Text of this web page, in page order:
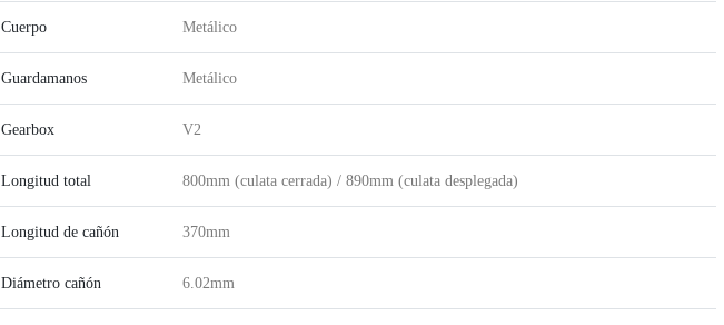
Cuerpo Metálico
Guardamanos Metálico
Gearbox V2
Longitud total 800mm (culata cerrada) / 890mm (culata desplegada)
Longitud de cañón 370mm
Diámetro cañón 6.02mm